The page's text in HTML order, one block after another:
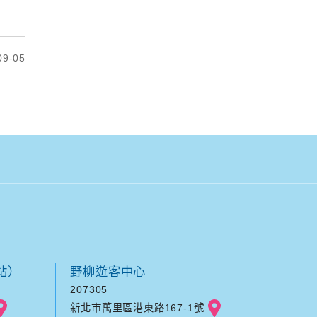
05
野柳遊客中心
207305
新北市萬里區港東路167-1號